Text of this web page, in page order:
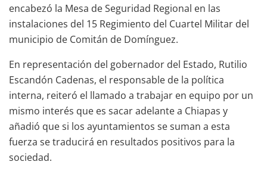
encabezó la Mesa de Seguridad Regional en las
instalaciones del 15 Regimiento del Cuartel Militar del
municipio de Comitán de Domínguez.
En representación del gobernador del Estado, Rutilio
Escandón Cadenas, el responsable de la política
interna, reiteró el llamado a trabajar en equipo por un
mismo interés que es sacar adelante a Chiapas y
añadió que si los ayuntamientos se suman a esta
fuerza se traducirá en resultados positivos para la
sociedad.